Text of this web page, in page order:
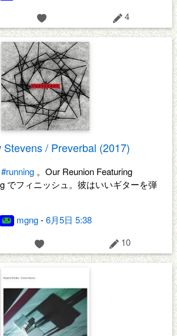
4
Stevens / Preverbal (2017)
#running 。Our Reunion Featuring
でフィニッシュ。彼はいいギターを弾
mgng-6月5日 5:38
10